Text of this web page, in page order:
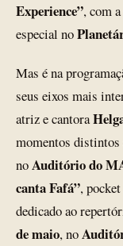
Experience”, com a
especial no
Mas é na
seus eixos mais
atriz e cantora
momentos
noAuditório do
canta Fafá”,
dedicado ao
de maio, no